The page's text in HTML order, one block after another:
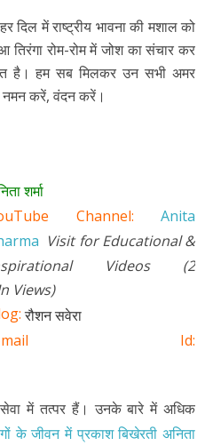
दिल में राष्ट्रीय भावना की मशाल को
तिरंगा रोम-रोम में जोश का संचार कर
है। हम सब मिलकर उन सभी अमर
नमन करें, वंदन करें।
शर्मा
Channel:
Anita
Visit for Educational &
Videos (2
Views)
रौशन सवेरा
mail Id:
सेवा में तत्पर हैं। उनके बारे में अधिक
के जीवन में प्रकाश बिखेरती अनिता